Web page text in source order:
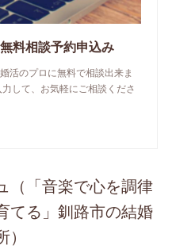
料相談予約申込み
活のプロに無料で相談出来ま
して、お気軽にご相談くださ
（「音楽で心を調律
てる」釧路市の結婚